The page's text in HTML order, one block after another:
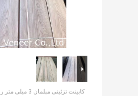
کابینت تزئینی